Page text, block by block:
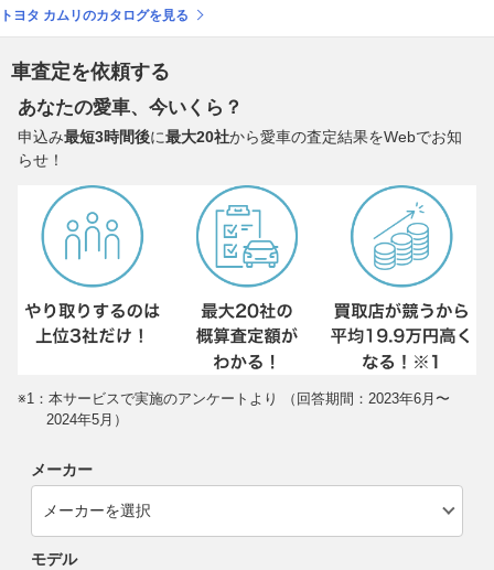
トヨタ カムリのカタログを見る
車査定を依頼する
あなたの愛車、今いくら？
申込み最短3時間後に最大20社から愛車の査定結果をWebでお知
らせ！
※1：本サービスで実施のアンケートより （回答期間：2023年6月〜
2024年5月）
メーカー
モデル